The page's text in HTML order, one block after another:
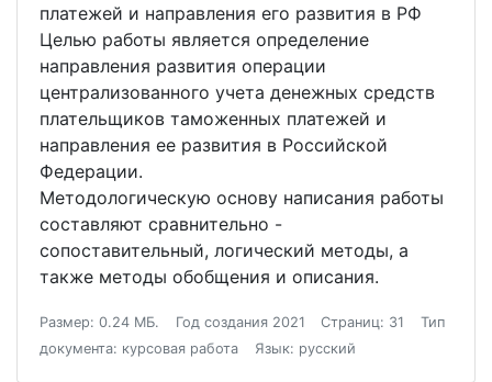
платежей и направления его развития в РФ
Целью работы является определение
направления развития операции
централизованного учета денежных средств
плательщиков таможенных платежей и
направления ее развития в Российской
Федерации.
Методологическую основу написания работы
составляют сравнительно -
сопоставительный, логический методы, а
также методы обобщения и описания.
Размер: 0.24 МБ. Год создания 2021 Страниц: 31
Тип
документа: курсовая работа
Язык: русский